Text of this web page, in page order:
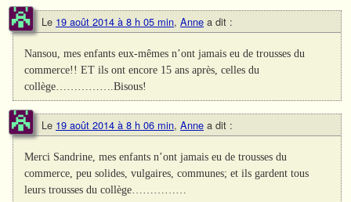
Le 19 août 2014 à 8 h 05 min, Anne a dit :
Nansou, mes enfants eux-mêmes n’ont jamais eu de trousses du
commerce!! ET ils ont encore 15 ans après, celles du
collège…………….Bisous!
Le 19 août 2014 à 8 h 06 min, Anne a dit :
Merci Sandrine, mes enfants n’ont jamais eu de trousses du
commerce, peu solides, vulgaires, communes; et ils gardent tous
leurs trousses du collège……………